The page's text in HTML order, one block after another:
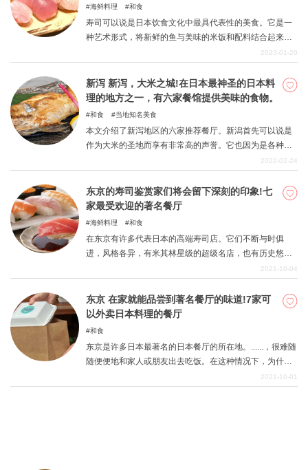
海鲜料理 和食
寿司可以说是日本饮食文化中最具代表性的美食。它是一
种艺术形式，将新鲜的鱼与美味的米饭和配料结合起来。
大型传送带式寿司连锁店的兴起已经给人一种印象，那就
匠制作的正宗寿司。在这一期中，我们在日本各地选择了
八家受欢迎和有吸引力的寿司店。请您亲自尝试一下。
2023-01-20
新泻 新泻，大米之城!在日本最神圣的日本料
理的地方之一，有六家餐馆提供美味的食物。
和食 当地知名美食
本文介绍了新泻地区的六家推荐餐厅。新潟首先可以说是
作为大米的圣地而享有非常高的声誉。它也因为是各种品
牌大米的圣地而闻名全国。而且，由于靠近日本海，你不
尤其以其美味的大米和来自日本本土的新鲜食材而闻名。
勾起许多日本人兴趣的美味菜肴是必不可少的。这是一个
令人愉快的城市，其美食即使是来度假的游客也应该至少
2022-02-24
东京的寿司鉴赏家们将会留下深刻的印象!七
家最受欢迎的著名餐厅
海鲜料理 和食
在东京有许多代表日本的高端寿司店。它们不断与时俱
进，风格各异，有米其林星级的超级名店，也有历史悠久
的老字号，还有融合了日本和西方文化的创新风格SUSHI
的美味让寿司鉴赏家也为之赞叹。此外，我们还收集了尽
可能多的外卖餐厅，这对于这些难以外出就餐的日子来说
是再好不过了，所以当你想吃寿司时，请参考这些餐厅。
2021-10-04
东京 在家就能品尝到著名餐厅的味道!7家可
以外卖日本料理的餐厅
和食
东京是许多日本最著名的日本餐厅的所在地。......，很难随
随便便地和家人或朋友出去吃饭。在这种情况下，为什么
不好好利用外卖和送餐服务，在自己家里舒适地享受著名
2021-10-01